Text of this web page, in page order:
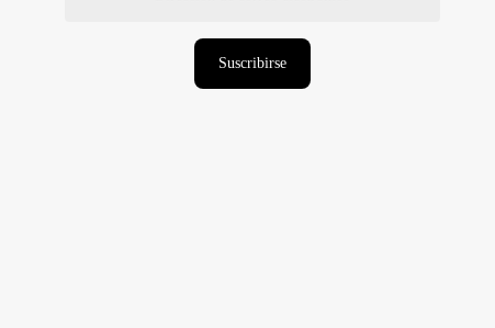
Suscribirse